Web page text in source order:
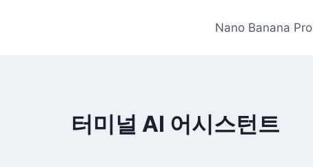
Nano Banana Pro
터미널 AI 어시스턴트